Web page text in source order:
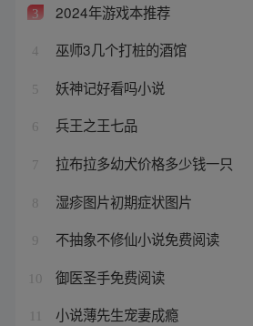
3 2024年游戏本推荐
4 巫师3几个打桩的酒馆
5 妖神记好看吗小说
6 兵王之王七品
7 拉布拉多幼犬价格多少钱一只
8 湿疹图片初期症状图片
9 不抽象不修仙小说免费阅读
10 御医圣手免费阅读
小说薄先生宠妻成瘾